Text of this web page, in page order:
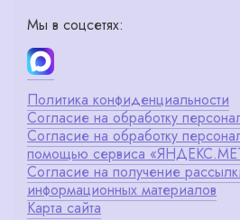
Мы в соцсетях:
Политика конфиденциальности
Согласие на обработку
Согласие на обработку
помощью сервиса
Согласие на получение
информационных материалов
Карта сайта